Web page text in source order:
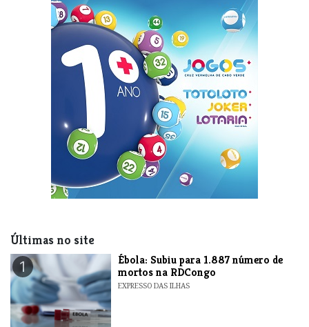
Últimas no site
1
​Ébola: Subiu para 1.887 número de
mortos na RDCongo
EXPRESSO DAS ILHAS